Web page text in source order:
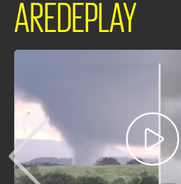
AREDEPLAY